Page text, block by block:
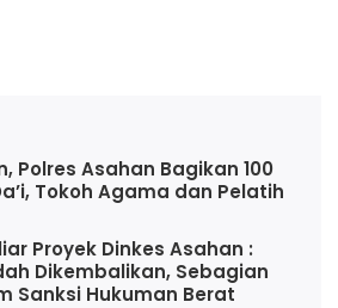
Polres Asahan Bagikan 100
Tokoh Agama dan Pelatih
Proyek Dinkes Asahan :
Dikembalikan, Sebagian
Sanksi Hukuman Berat